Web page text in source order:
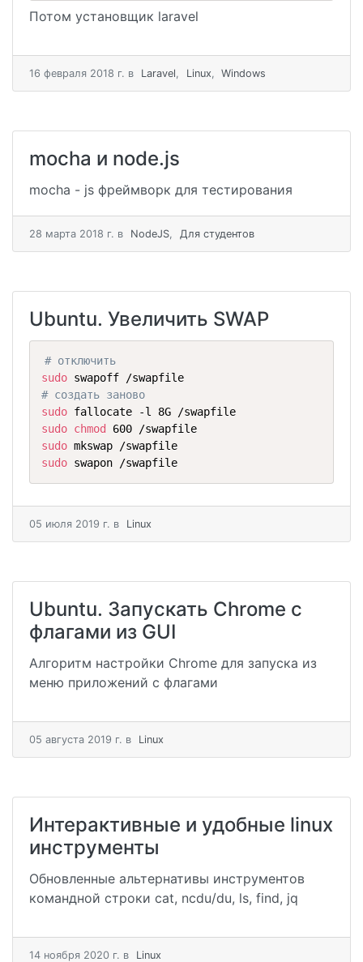
Потом установщик laravel
16 февраля 2018 г. в Laravel, Linux, Windows
mocha и node.js
mocha - js фреймворк для тестирования
28 мартa 2018 г. в NodeJS, Для студентов
Ubuntu. Увеличить SWAP
# отключить
sudo
# создать заново
sudo
sudo chmod
sudo
sudo swapon /swapfile
05 июля 2019 г. в Linux
Ubuntu. Запускать Chrome с
флагами из GUI
Алгоритм настройки Chrome для запуска из
меню приложений с флагами
05 августа 2019 г. в Linux
Интерактивные и удобные linux
инструменты
Обновленные альтернативы инструментов
командной строки cat, ncdu/du, ls, find, jq
14 ноября 2020 г. в Linux